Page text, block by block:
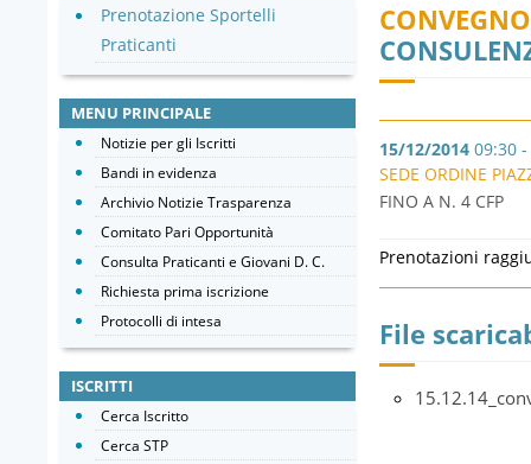
15/12/2014 09:30
SEDE ORDINE
FINO A N. 4 CFP
Prenotazioni
File
Prenotazione Sportelli
Praticanti
MENU PRINCIPALE
Notizie per gli Iscritti
Bandi in evidenza
Archivio Notizie Trasparenza
Comitato Pari Opportunità
Consulta Praticanti e Giovani D. C.
Richiesta prima iscrizione
Protocolli di intesa
ISCRITTI
Cerca Iscritto
Cerca STP